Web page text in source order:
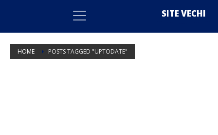
SITE VECHI
HOME POSTS TAGGED "UPTODATE"